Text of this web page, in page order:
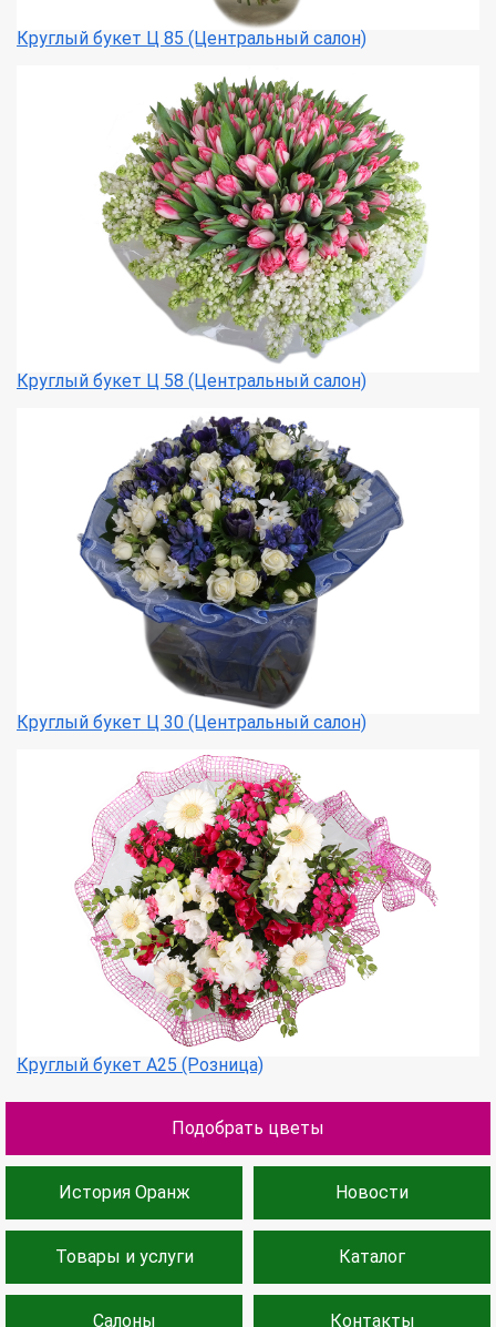
Круглый букет Ц 85 (Центральный салон)
Круглый букет Ц 58 (Центральный салон)
Круглый букет Ц 30 (Центральный салон)
Круглый букет А25 (Розница)
Подобрать цветы
История Оранж Новости
Товары и услуги Каталог
Салоны Контакты